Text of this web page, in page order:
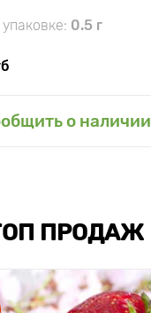
0.5 г
о наличии
ПРОДАЖ